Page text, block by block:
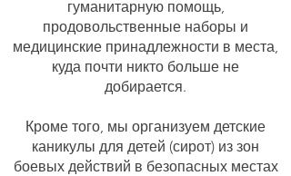
гуманитарную помощь,
продовольственные наборы и
медицинские принадлежности в места,
куда почти никто больше не
добирается.
Кроме того, мы организуем детские
каникулы для детей (сирот) из зон
боевых действий в безопасных местах